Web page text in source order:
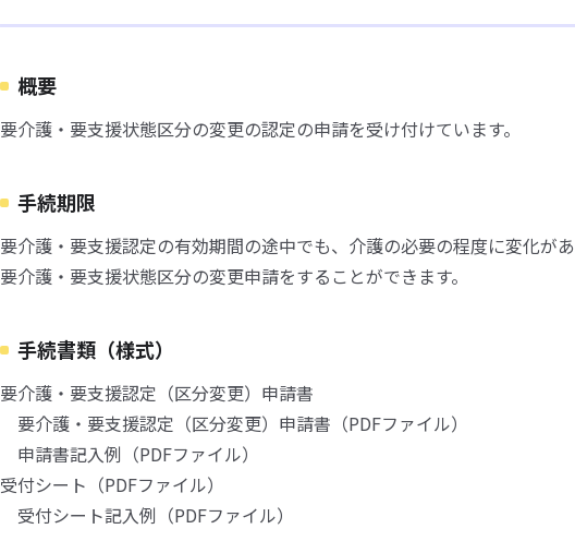
概要
要介護・要支援状態区分の変更の認定の申請を受け付けています。
手続期限
要介護・要支援認定の有効期間の途中でも、介護の必要の程度に変化が
要介護・要支援状態区分の変更申請をすることができます。
手続書類（様式）
要介護・要支援認定（区分変更）申請書
要介護・要支援認定（区分変更）申請書（PDFファイル）
申請書記入例（PDFファイル）
受付シート（PDFファイル）
受付シート記入例（PDFファイル）